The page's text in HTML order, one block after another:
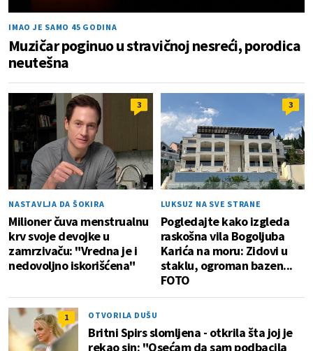
IMAO JE SAMO 45 GODINA
Muzičar poginuo u stravičnoj nesreći, porodica
neutešna
3
NASTAVLJA DA ŠOKIRA
Milioner čuva menstrualnu
krv svoje devojke u
zamrzivaču: "Vredna je i
nedovoljno iskorišćena"
3
LUKSUZ NA SVE STRANE
Pogledajte kako izgleda
raskošna vila Bogoljuba
Karića na moru: Zidovi u
staklu, ogroman bazen...
FOTO
1 OTVORILA DUŠU
Britni Spirs slomljena - otkrila šta joj je
rekao sin: "Osećam da sam podbacila